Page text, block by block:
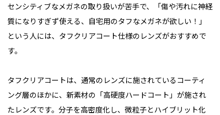
センシティブなメガネの取り扱いが苦手で、「傷や汚れに神経
質になりすぎず使える、自宅用のタフなメガネが欲しい！」
という人には、タフクリアコート仕様のレンズがおすすめで
す。
タフクリアコートは、通常のレンズに施されているコーティ
ング層のほかに、新素材の「高硬度ハードコート」が施され
たレンズです。分子を高密度化し、微粒子とハイブリット化